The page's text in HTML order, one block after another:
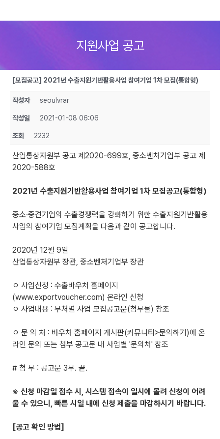
지원사업 공고
[모집공고] 2021년 수출지원기반활용사업 참여기업 1차 모집(통합형)
작성자 seoulvrar
작성일 2021-01-08 06:06
조회 2232
산업통상자원부 공고 제2020-699호, 중소벤처기업부 공고 제
2020-588호
2021년 수출지원기반활용사업 참여기업 1차 모집공고(통합형)
중소·중견기업의 수출경쟁력을 강화하기 위한 수출지원기반활용
사업의 참여기업 모집계획을 다음과 같이 공고합니다.
2020년 12월 9일
산업통상자원부 장관, 중소벤처기업부 장관
ㅇ 사업신청 : 수출바우처 홈페이지
(www.exportvoucher.com) 온라인 신청
ㅇ 사업내용 : 부처별 사업 모집공고문(첨부물) 참조
ㅇ 문 의 처 : 바우처 홈페이지 게시판(커뮤니티>문의하기)에 온
라인 문의 또는 첨부 공고문 내 사업별 '문의처' 참조
# 첨 부 : 공고문 3부. 끝.
※ 신청 마감일 접수 시, 시스템 접속이 일시에 몰려 신청이 어려
울 수 있으니, 빠른 시일 내에 신청 제출을 마감하시기 바랍니다.
[공고 확인 방법]